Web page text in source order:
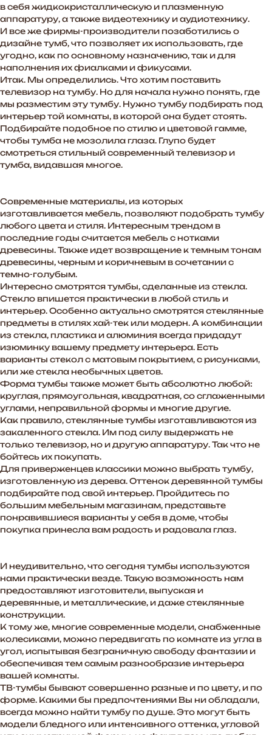
в себя жидкокристаллическую и плазменную
аппаратуру, а также видеотехнику и аудиотехнику.
И все же фирмы-производители позаботились о
дизайне тумб, что позволяет их использовать, где
угодно, как по основному назначению, так и для
наполнения их фиалками и фикусами.
Итак. Мы определились. Что хотим поставить
телевизор на тумбу. Но для начала нужно понять, где
мы разместим эту тумбу. Нужно тумбу подбирать под
интерьер той комнаты, в которой она будет стоять.
Подбирайте подобное по стилю и цветовой гамме,
чтобы тумба не мозолила глаза. Глупо будет
смотреться стильный современный телевизор и
тумба, видавшая многое.
Современные материалы, из которых
изготавливается мебель, позволяют подобрать тумбу
любого цвета и стиля. Интересным трендом в
последние годы считается мебель с нотками
древесины. Также идет возвращение к темным тонам
древесины, черным и коричневым в сочетании с
темно-голубым.
Интересно смотрятся тумбы, сделанные из стекла.
Стекло впишется практически в любой стиль и
интерьер. Особенно актуально смотрятся стеклянные
предметы в стилях хай-тек или модерн. А комбинации
из стекла, пластика и алюминия всегда придадут
изюминку вашему предмету интерьера. Есть
варианты стекол с матовым покрытием, с рисунками,
или же стекла необычных цветов.
Форма тумбы также может быть абсолютно любой:
круглая, прямоугольная, квадратная, со сглаженными
углами, неправильной формы и многие другие.
Как правило, стеклянные тумбы изготавливаются из
закаленного стекла. Им под силу выдержать не
только телевизор, но и другую аппаратуру. Так что не
бойтесь их покупать.
Для приверженцев классики можно выбрать тумбу,
изготовленную из дерева. Оттенок деревянной тумбы
подбирайте под свой интерьер. Пройдитесь по
большим мебельным магазинам, представьте
понравившиеся варианты у себя в доме, чтобы
покупка принесла вам радость и радовала глаз.
И неудивительно, что сегодня тумбы используются
нами практически везде. Такую возможность нам
предоставляют изготовители, выпуская и
деревянные, и металлические, и даже стеклянные
конструкции.
К тому же, многие современные модели, снабженные
колесиками, можно передвигать по комнате из угла в
угол, испытывая безграничную свободу фантазии и
обеспечивая тем самым разнообразие интерьера
вашей комнаты.
ТВ-тумбы бывают совершенно разные и по цвету, и по
форме. Какими бы предпочтениями Вы ни обладали,
всегда можно найти тумбу по душе. Это могут быть
модели бледного или интенсивного оттенка, угловой